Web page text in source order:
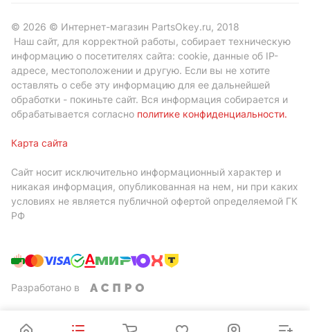
© 2026 © Интернет-магазин PartsOkey.ru, 2018
Наш сайт, для корректной работы, собирает техническую
информацию о посетителях сайта: cookie, данные об IP-
адресе, местоположении и другую. Если вы не хотите
оставлять о себе эту информацию для ее дальнейшей
обработки - покиньте сайт. Вся информация собирается и
обрабатывается согласно политике конфиденциальности.
Карта сайта
Сайт носит исключительно информационный характер и
никакая информация, опубликованная на нем, ни при каких
условиях не является публичной офертой определяемой ГК
РФ
Разработано в